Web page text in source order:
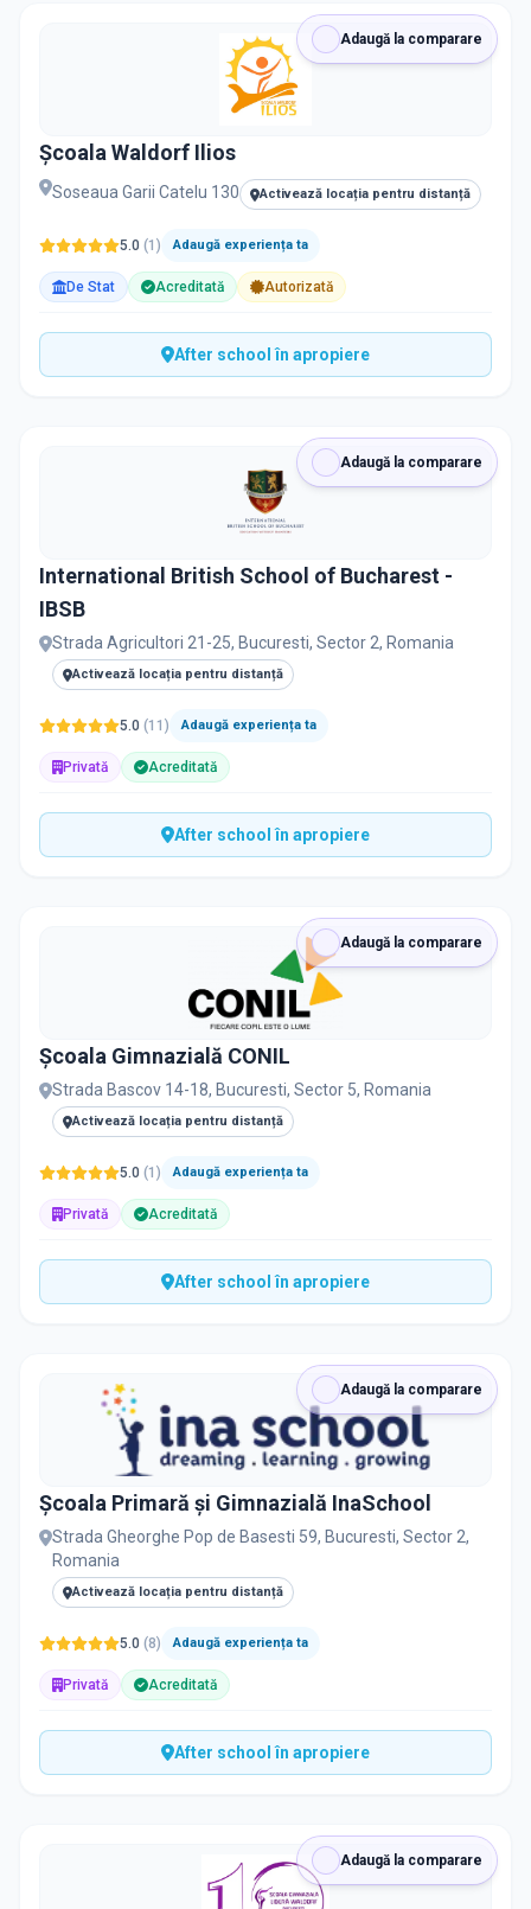
Adaugă la comparare
Școala Waldorf Ilios
Soseaua Garii Catelu 130 Activează locația pentru distanță
5.0 (1 ) Adaugă experiența ta
De Stat Acreditată Autorizată
After school în apropiere
Adaugă la comparare
International British School of Bucharest -
IBSB
Strada Agricultori 21-25, Bucuresti, Sector 2, Romania
Activează locația pentru distanță
5.0 (11 ) Adaugă experiența ta
Privată Acreditată
After school în apropiere
Adaugă la comparare
Școala Gimnazială CONIL
Strada Bascov 14-18, Bucuresti, Sector 5, Romania
Activează locația pentru distanță
5.0 (1 ) Adaugă experiența ta
Privată Acreditată
After school în apropiere
Adaugă la comparare
Școala Primară și Gimnazială InaSchool
Strada Gheorghe Pop de Basesti 59, Bucuresti, Sector 2,
Romania
Activează locația pentru distanță
5.0 (8) Adaugă experiența ta
Privată Acreditată
After school în apropiere
Adaugă la comparare